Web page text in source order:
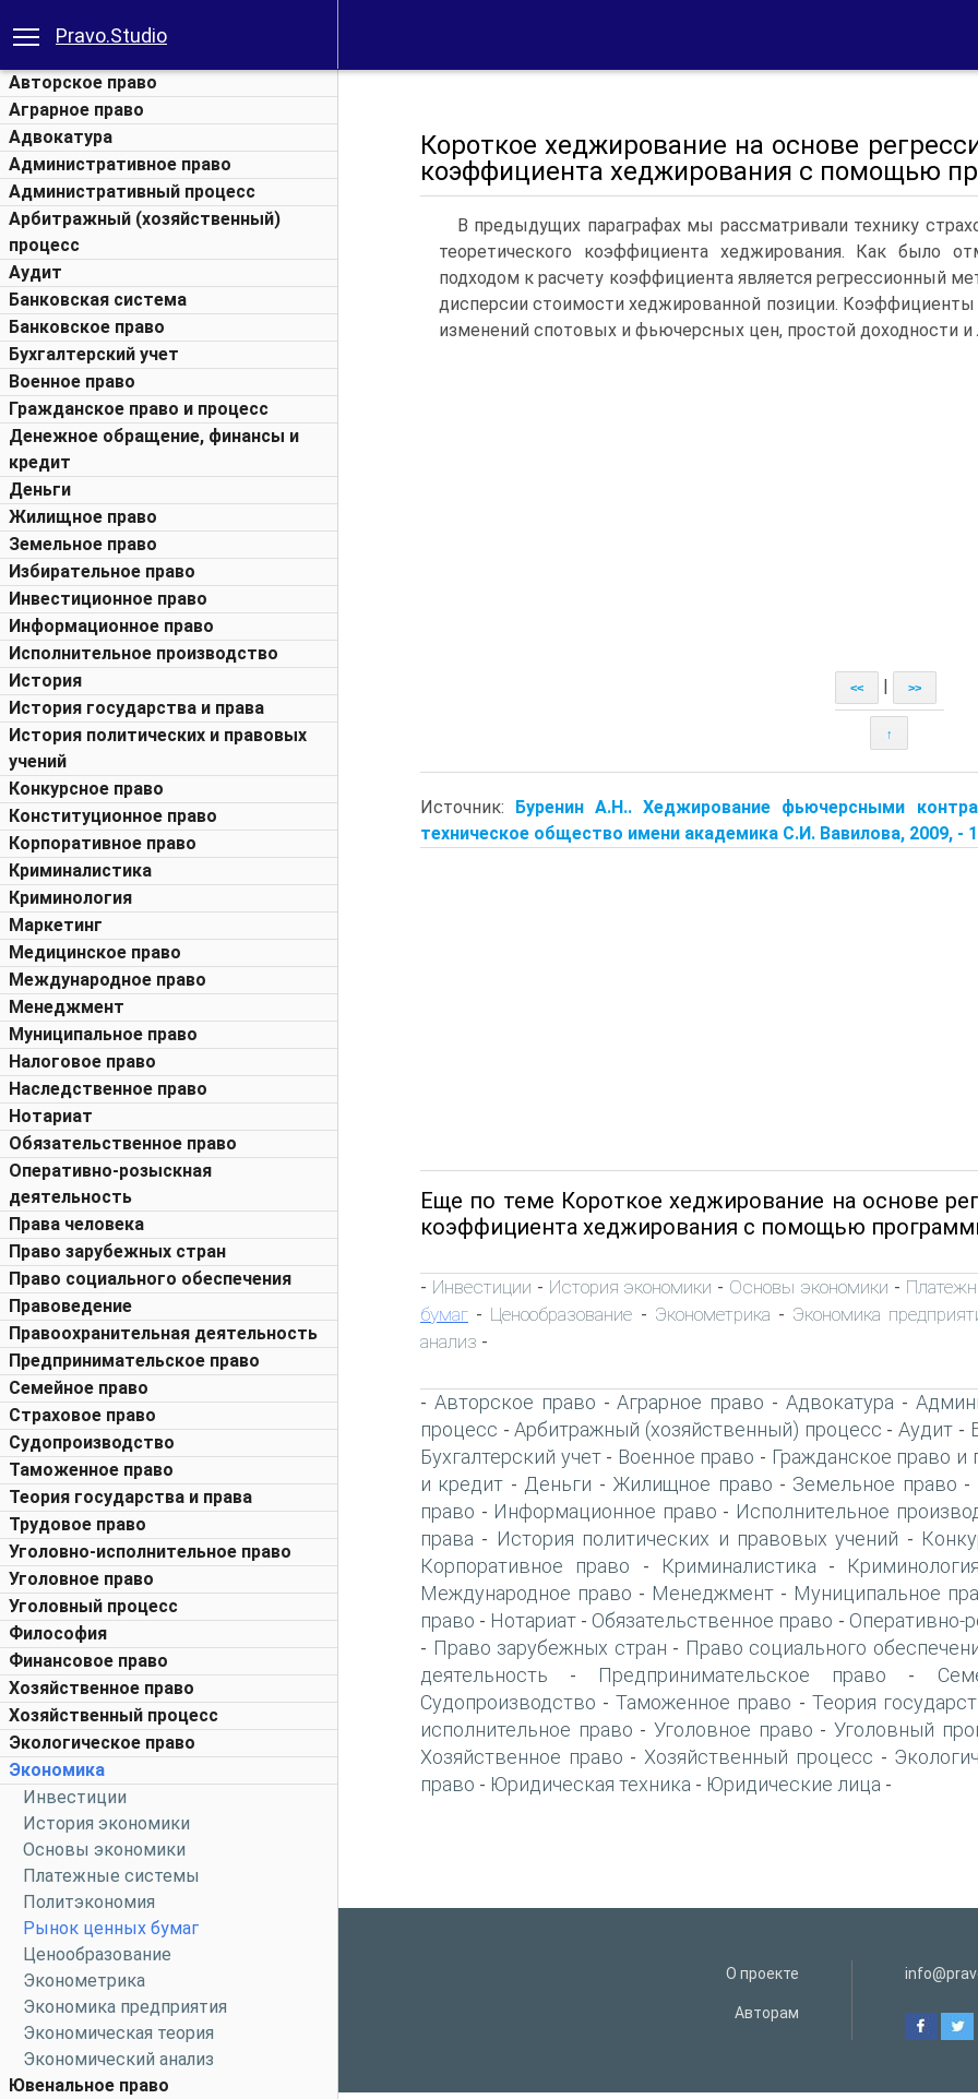
Pravo.Studio
Авторское право
Аграрное право
Адвокатура
Административное право
Административный процесс
Арбитражный (хозяйственный)
процесс
Аудит
Банковская система
Банковское право
Бухгалтерский учет
Военное право
Гражданское право и процесс
Денежное обращение, финансы и
кредит
Деньги
Жилищное право
Земельное право
Избирательное право
Инвестиционное право
Информационное право
Исполнительное производство
История
История государства и права
История политических и правовых
учений
Конкурсное право
Конституционное право
Корпоративное право
Криминалистика
Криминология
Маркетинг
Медицинское право
Международное право
Менеджмент
Муниципальное право
Налоговое право
Наследственное право
Нотариат
Обязательственное право
Оперативно-розыскная
деятельность
Права человека
Право зарубежных стран
Право социального обеспечения
Правоведение
Правоохранительная деятельность
Предпринимательское право
Семейное право
Страховое право
Судопроизводство
Таможенное право
Теория государства и права
Трудовое право
Уголовно-исполнительное право
Уголовное право
Уголовный процесс
Философия
Финансовое право
Хозяйственное право
Хозяйственный процесс
Экологическое право
Экономика
Инвестиции
История экономики
Основы экономики
Платежные системы
Политэкономия
Рынок ценных бумаг
Ценообразование
Эконометрика
Экономика предприятия
Экономическая теория
Экономический анализ
Ювенальное право
Короткое хеджирование на основе
коэффициента хеджирования с помощью
В предыдущих параграфах мы рассматривали технику
теоретического коэффициента хеджирования. Как было
подходом к расчету ко­эффициента является регрессионный
дисперсии стоимости хеджированной позиции.
изменений спотовых и фьючерсных цен, простой доходности и
<< >>
↑
Источник: Буренин А.Н.. Хеджирование фьючерсными
техническое общество имени академика С.И. Вавилова, 2009, -
Еще по теме Короткое хеджирование на основе
коэффициента хеджирования с помощью
- Инвестиции - История экономики - Основы экономики -
бумаг - Ценообразование - Эконометрика - Экономика
анализ -
- Авторское право -Аграрное право - Адвокатура -
процесс -Арбитражный (хозяйственный) процесс -Аудит -
Бухгалтерский учет- Военное право - Гражданское право и
и кредит - Деньги - Жилищное право - Земельное право -
право - Информационное право - Исполнительное
права - История политических и правовых учений -
Корпоративное право - Криминалистика - Криминология
Международное право - Менеджмент - Муниципальное
право - Нотариат - Обязательственное право - Оперативно-
- Право зарубежных стран - Право социального
деятельность - Предпринимательское право -
Судопроизводство -Таможенное право - Теория
исполнительное право -Уголовное право -Уголовный
Хозяйственное право - Хозяйственный процесс -
право - Юридическая техника - Юридические лица -
О проекте
Авторам